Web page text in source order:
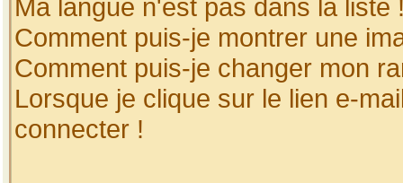
Ma langue n'est pas dans la liste
Comment puis-je montrer une
Comment puis-je changer mon
Lorsque je clique sur le lien e-
connecter !